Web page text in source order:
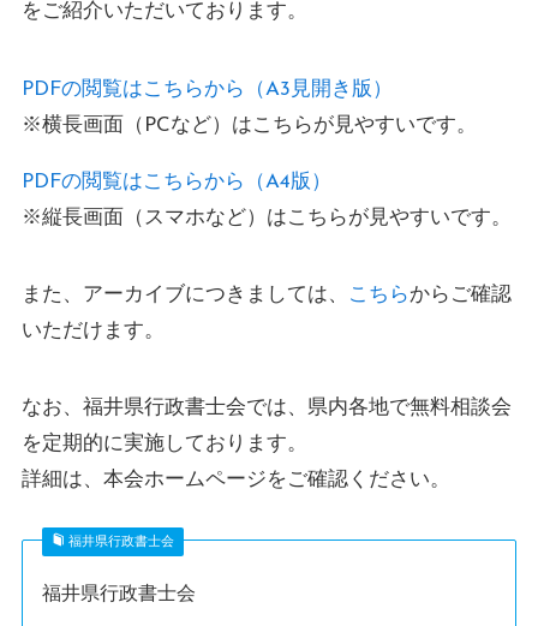
をご紹介いただいております。
PDFの閲覧はこちらから（A3見開き版）
※横長画面（PCなど）はこちらが見やすいです。
PDFの閲覧はこちらから（A4版）
※縦長画面（スマホなど）はこちらが見やすいです。
また、アーカイブにつきましては、 こちらからご確認
いただけます。
なお、福井県行政書士会では、県内各地で無料相談会
を定期的に実施しております。
詳細は、本会ホームページをご確認ください。
福井県行政書士会
福井県行政書士会